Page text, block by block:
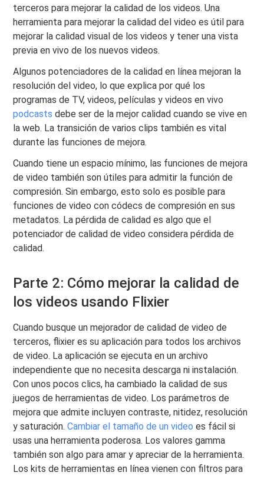
terceros para mejorar la calidad de los videos. Una
herramienta para mejorar la calidad del video es útil para
mejorar la calidad visual de los videos y tener una vista
previa en vivo de los nuevos videos.
Algunos potenciadores de la calidad en línea mejoran la
resolución del video, lo que explica por qué los
programas de TV, videos, películas y videos en vivo
podcasts debe ser de la mejor calidad cuando se vive en
la web. La transición de varios clips también es vital
durante las funciones de mejora.
Cuando tiene un espacio mínimo, las funciones de mejora
de video también son útiles para admitir la función de
compresión. Sin embargo, esto solo es posible para
funciones de video con códecs de compresión en sus
metadatos. La pérdida de calidad es algo que el
potenciador de calidad de video considera pérdida de
calidad.
Parte 2: Cómo mejorar la calidad de
los videos usando Flixier
Cuando busque un mejorador de calidad de video de
terceros, flixier es su aplicación para todos los archivos
de video. La aplicación se ejecuta en un archivo
independiente que no necesita descarga ni instalación.
Con unos pocos clics, ha cambiado la calidad de sus
juegos de herramientas de video. Los parámetros de
mejora que admite incluyen contraste, nitidez, resolución
y saturación.Cambiar el tamaño de un video es fácil si
usas una herramienta poderosa. Los valores gamma
también son algo para amar y apreciar de la herramienta.
Los kits de herramientas en línea vienen con filtros para